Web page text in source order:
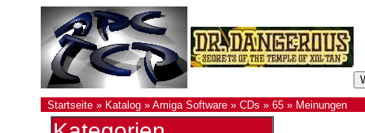
Startseite » Katalog » Amiga Software » CDs » 65 » Meinungen